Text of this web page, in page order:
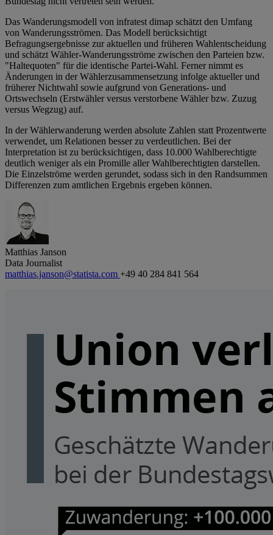
Das Wanderungsmodell von infratest dimap schätzt den Umfang
von Wanderungsströmen. Das Modell berücksichtigt
Befragungsergebnisse zur aktuellen und früheren Wahlentscheidung
und schätzt Wähler-Wanderungsströme zwischen den Parteien bzw.
"Haltequoten" für die identische Partei-Wahl. Ferner nimmt es
Änderungen in der Wählerzusammensetzung infolge aktueller und
früherer Nichtwahl sowie aufgrund von Generations- und
Ortswechseln (Erstwähler versus verstorbene Wähler bzw. Zuzug
versus Wegzug) auf.
In der Wählerwanderung werden absolute Zahlen statt Prozentwerte
verwendet, um Relationen besser zu verdeutlichen. Bei der
Interpretation ist zu berücksichtigen, dass 10.000 Wahlberechtigte
deutlich weniger als ein Promille aller Wahlberechtigten darstellen.
Die Einzelströme werden gerundet, sodass sich in den Randsummen
Differenzen zum amtlichen Ergebnis ergeben können.
Matthias Janson
Data Journalist
matthias.janson@statista.com +49 40 284 841 564